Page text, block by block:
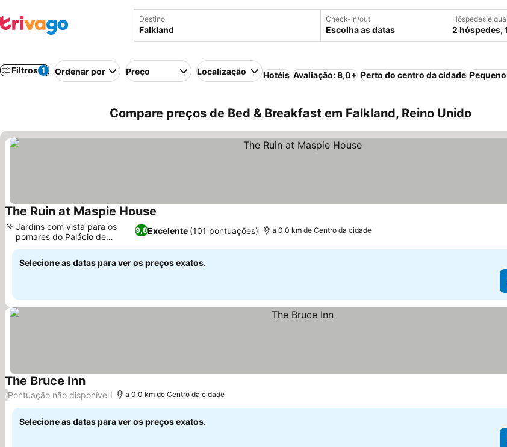
Destino Check-in/out
Escolha as datas
Hóspedes e
2 hóspedes,
Filtros 1 Ordenar por Preço Localização Hotéis Avaliação: 8,0+ Perto do centro da cidade
Compare preços de Bed & Breakfast em Falkland, Reino Unido
The Ruin at Maspie House
9,8Excelente (101 pontuações)
Jardins com vista para os
pomares do Palácio de
Falkland
a 0.0 km de Centro da cidade
Selecione as datas para ver os preços exatos.
The Bruce InnVer preços
/Pontuação não disponível a 0.0 km de Centro da cidade
Selecione as datas para ver os preços exatos.